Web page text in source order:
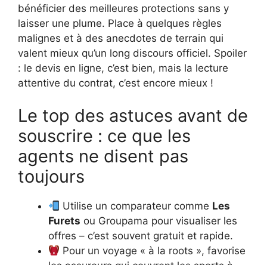
bénéficier des meilleures protections sans y
laisser une plume. Place à quelques règles
malignes et à des anecdotes de terrain qui
valent mieux qu’un long discours officiel. Spoiler
: le devis en ligne, c’est bien, mais la lecture
attentive du contrat, c’est encore mieux !
Le top des astuces avant de
souscrire : ce que les
agents ne disent pas
toujours
Utilise un comparateur comme Les
Furets ou Groupama pour visualiser les
offres – c’est souvent gratuit et rapide.
Pour un voyage « à la roots », favorise